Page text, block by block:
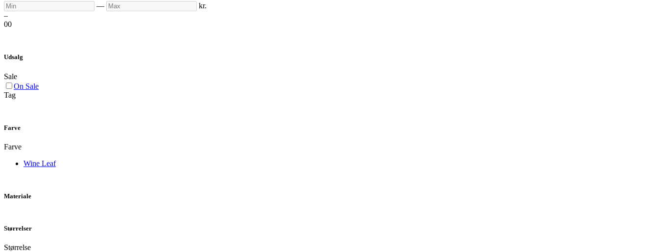
Min — Max
kr.
–
00
Udsalg
Sale
On Sale
Tag
Farve
Farve
Wine Leaf
Materiale
Størrelser
Størrelse